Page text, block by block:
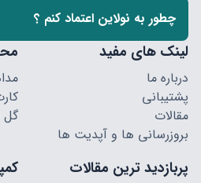
چطور به نولاین اعتماد کنم ؟
لینک های مفید
درباره ما
پشتیبانی
مقالات
بروزرسانی ها و آپدیت ها
گل
پربازدید ترین مقالات